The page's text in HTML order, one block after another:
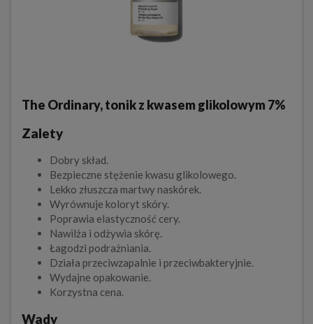
The Ordinary, tonik z kwasem glikolowym 7%
Zalety
Dobry skład.
Bezpieczne stężenie kwasu glikolowego.
Lekko złuszcza martwy naskórek.
Wyrównuje koloryt skóry.
Poprawia elastyczność cery.
Nawilża i odżywia skórę.
Łagodzi podrażniania.
Działa przeciwzapalnie i przeciwbakteryjnie.
Wydajne opakowanie.
Korzystna cena.
Wady